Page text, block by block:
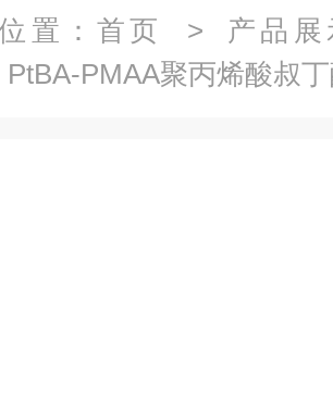
置： 首页 > 产品展
PMAA聚丙烯酸叔